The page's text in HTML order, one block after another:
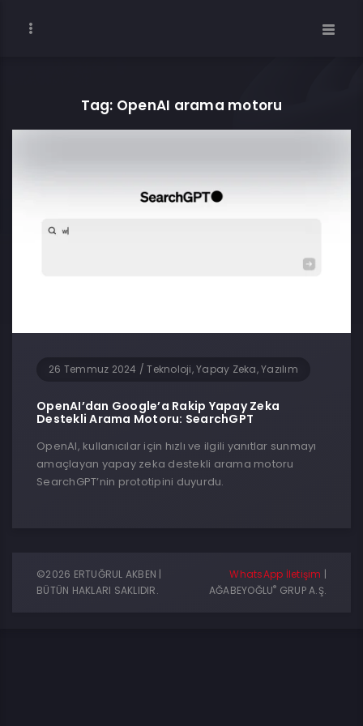
Tag: OpenAI arama motoru
26 Temmuz 2024 /Teknoloji, Yapay Zeka, Yazılım
OpenAI’dan Google’a Rakip Yapay Zeka
Destekli Arama Motoru: SearchGPT
OpenAI, kullanıcılar için hızlı ve ilgili yanıtlar sunmayı
amaçlayan yapay zeka destekli arama motoru
SearchGPT’nin prototipini duyurdu.
©2026 ERTUĞRUL AKBEN |
BÜTÜN HAKLARI SAKLIDIR.
WhatsApp İletişim |
AĞABEYOĞLU® GRUP A.Ş.